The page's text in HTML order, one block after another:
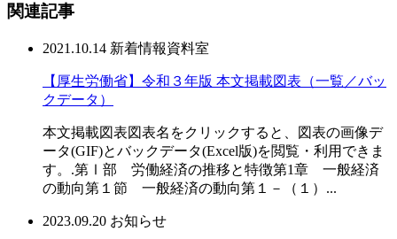
関連記事
2021.10.14 新着情報資料室
【厚生労働省】令和３年版 本文掲載図表（一覧／バッ
クデータ）
本文掲載図表図表名をクリックすると、図表の画像デ
ータ(GIF)とバックデータ(Excel版)を閲覧・利用できま
す。.第Ⅰ部 労働経済の推移と特徴第1章 一般経済
の動向第１節 一般経済の動向第１－（１）...
2023.09.20 お知らせ